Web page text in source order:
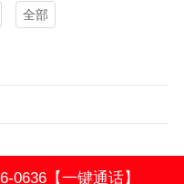
全部
0636【一键通话】